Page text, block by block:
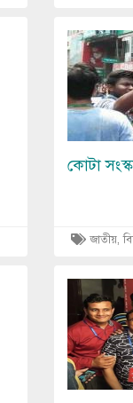
Image
কোটা
জাতীয়,
Image